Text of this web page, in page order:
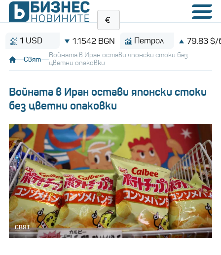
USD 1.1542 BGN Петрол 79.83 $/барел
Свят
Войната в Иран остави японски стоки без
цветни опаковки
Войната в Иран остави японски стоки
без цветни опаковки
СВЯТ